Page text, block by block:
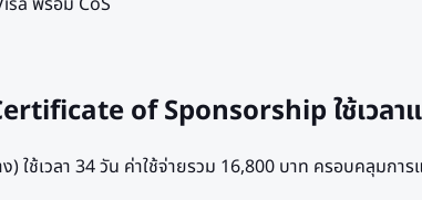
of Sponsorship ใช้เวลาแ
ใช้เวลา 34 วัน ค่าใช้จ่ายรวม 16,800 บาท ครอบคลุมกา